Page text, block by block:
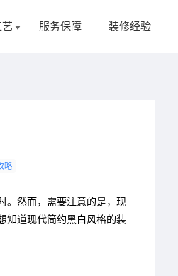
服务保障 装修经验
略
。然而，需要注意的是，现
知道现代简约黑白风格的装